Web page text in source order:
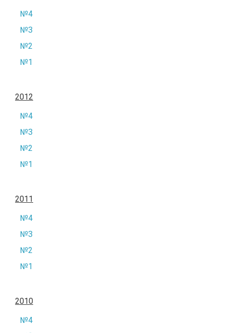
№4
№3
№2
№1
2012
№4
№3
№2
№1
2011
№4
№3
№2
№1
2010
№4